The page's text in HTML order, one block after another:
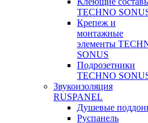
TECHNO
Крепеж и
монтажные
элементы
SONUS
Подрозетники
TECHNO
Звукоизоляция
RUSPANEL
Душевые
Руспанель